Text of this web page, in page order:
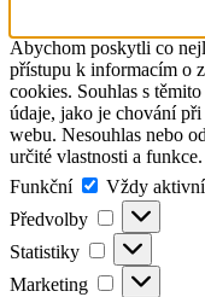
Abychom poskytli co
přístupu k informacím o
cookies. Souhlas s
údaje, jako je chování
webu. Nesouhlas nebo
určité vlastnosti a funkce.
Funkční
Funkční
Vždy aktivní
Předvolby
Předvolby
Statistiky Statistiky
Marketing Marketing